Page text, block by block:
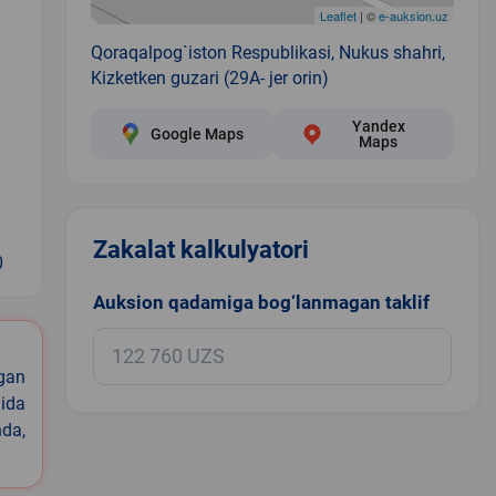
Leaflet| ©e-auksion.uz
Qoraqalpog`iston Respublikasi, Nukus shahri,
Kizketken guzari (29A- jer orin)
Google Maps
Yandex
Maps
Zakalat kalkulyatori
Auksion qadamiga bog‘lanmagan taklif